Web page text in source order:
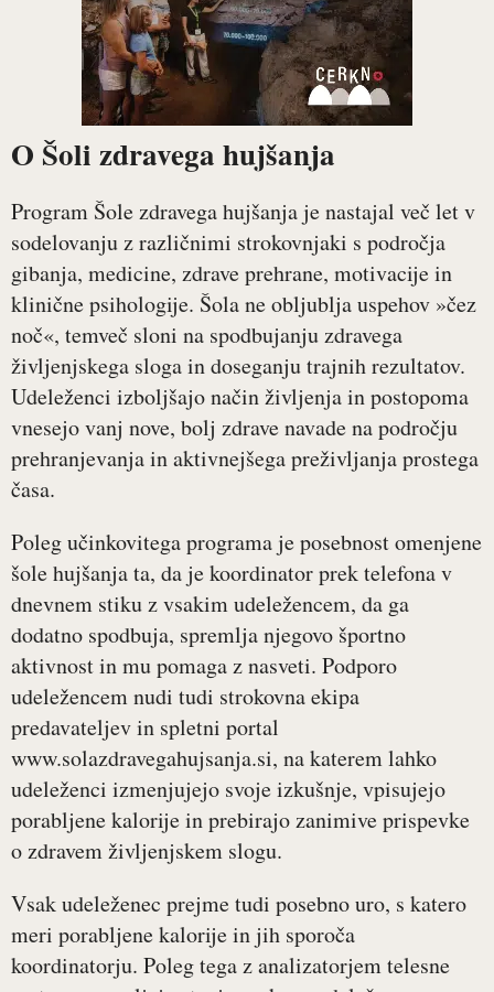
O Šoli zdravega hujšanja
Program Šole zdravega hujšanja je nastajal več let v
sodelovanju z različnimi strokovnjaki s področja
gibanja, medicine, zdrave prehrane, motivacije in
klinične psihologije. Šola ne obljublja uspehov »čez
noč«, temveč sloni na spodbujanju zdravega
življenjskega sloga in doseganju trajnih rezultatov.
Udeleženci izboljšajo način življenja in postopoma
vnesejo vanj nove, bolj zdrave navade na področju
prehranjevanja in aktivnejšega preživljanja prostega
časa.
Poleg učinkovitega programa je posebnost omenjene
šole hujšanja ta, da je koordinator prek telefona v
dnevnem stiku z vsakim udeležencem, da ga
dodatno spodbuja, spremlja njegovo športno
aktivnost in mu pomaga z nasveti. Podporo
udeležencem nudi tudi strokovna ekipa
predavateljev in spletni portal
www.solazdravegahujsanja.si, na katerem lahko
udeleženci izmenjujejo svoje izkušnje, vpisujejo
porabljene kalorije in prebirajo zanimive prispevke
o zdravem življenjskem slogu.
Vsak udeleženec prejme tudi posebno uro, s katero
meri porabljene kalorije in jih sporoča
koordinatorju. Poleg tega z analizatorjem telesne